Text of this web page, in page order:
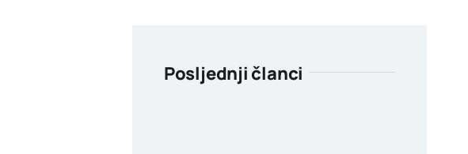
Posljednji članci